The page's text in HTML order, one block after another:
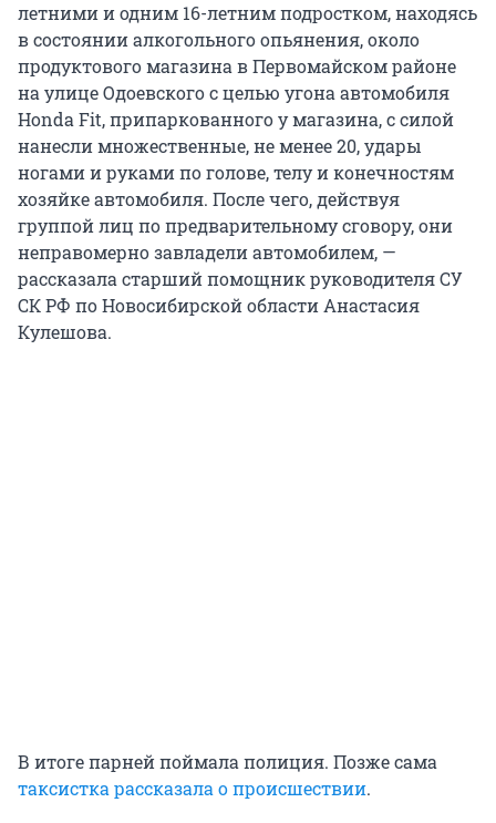
летними и одним 16-летним подростком, находясь
в состоянии алкогольного опьянения, около
продуктового магазина в Первомайском районе
на улице Одоевского с целью угона автомобиля
Honda Fit, припаркованного у магазина, с силой
нанесли множественные, не менее 20, удары
ногами и руками по голове, телу и конечностям
хозяйке автомобиля. После чего, действуя
группой лиц по предварительному сговору, они
неправомерно завладели автомобилем, —
рассказала старший помощник руководителя СУ
СК РФ по Новосибирской области Анастасия
Кулешова.
В итоге парней поймала полиция. Позже сама
таксистка рассказала о происшествии.